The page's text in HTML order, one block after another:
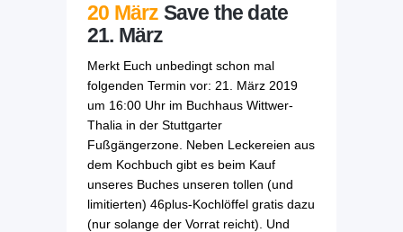
20 März Save the date
21. März
Merkt Euch unbedingt schon mal
folgenden Termin vor: 21. März 2019
um 16:00 Uhr im Buchhaus Wittwer-
Thalia in der Stuttgarter
Fußgängerzone. Neben Leckereien aus
dem Kochbuch gibt es beim Kauf
unseres Buches unseren tollen (und
limitierten) 46plus-Kochlöffel gratis dazu
(nur solange der Vorrat reicht). Und